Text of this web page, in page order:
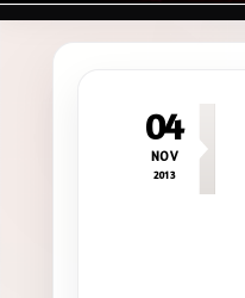
04
NOV
2013